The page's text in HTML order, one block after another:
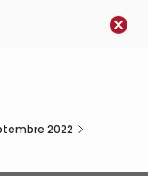
2022